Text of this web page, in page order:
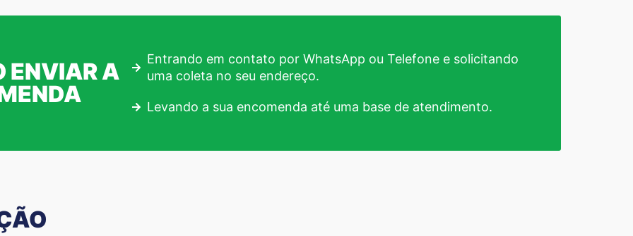
ENVIAR A
Entrando em contato por WhatsApp ou Telefone e solicitando
uma coleta no seu endereço.
Levando a sua encomenda até uma base de atendimento.